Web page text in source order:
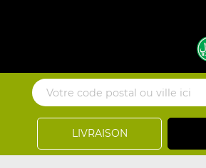
LIVRAISON